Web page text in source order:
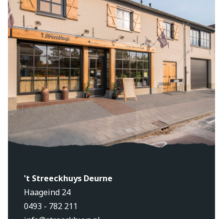
't Streeckhuys Deurne
Haageind 24
0493 - 782 211